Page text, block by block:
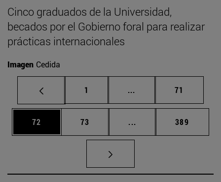
Cinco graduados de la Universidad,
becados por el Gobierno foral para realizar
prácticas internacionales
Imagen Cedida
Página
1 ... Páginas intermedias
Página
71
Página
72 Página
73 ... Páginas intermedias
Página
389